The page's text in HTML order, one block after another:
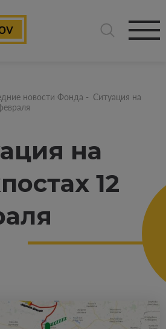
новости Фонда - Ситуация на
на
12